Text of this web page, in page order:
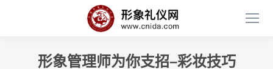
形象管理师为你支招–彩妆技巧